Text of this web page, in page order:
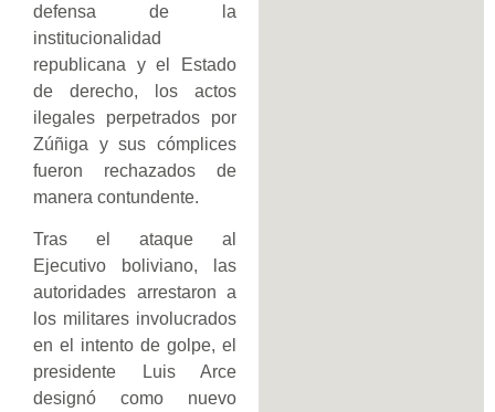
defensa de la
institucionalidad
republicana y el Estado
de derecho, los actos
ilegales perpetrados por
Zúñiga y sus cómplices
fueron rechazados de
manera contundente.
Tras el ataque al
Ejecutivo boliviano, las
autoridades arrestaron a
los militares involucrados
en el intento de golpe, el
presidente Luis Arce
designó como nuevo